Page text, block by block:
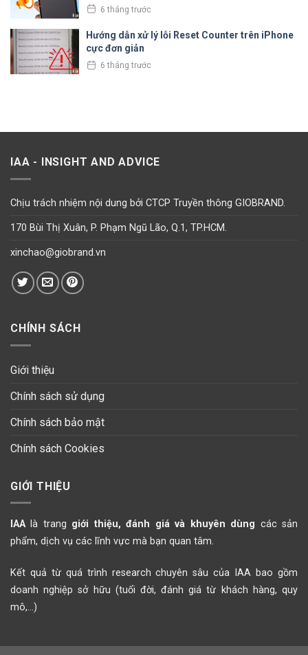
6 tháng trước
Hướng dẫn xử lý lỗi Reset Counter trên iPhone
cực đơn giản
6 tháng trước
IAA - INSIGHT AND ADVICE
Chịu trách nhiệm nội dung bởi CTCP Truyền thông GIOBRAND.
170 Bùi Thị Xuân, P. Phạm Ngũ Lão, Q.1, TP.HCM.
xinchao@giobrand.vn
CHÍNH SÁCH
Giới thiệu
Chính sách sử dụng
Chính sách bảo mật
Chính sách Cookies
GIỚI THIỆU
IAAlà trang giới thiệu, đánh giá và khuyên dùng các sản
phẩm, dịch vụ các lĩnh vực mà bạn quan tâm.
Kết quả từ quá trình research chuyên sâu của IAA bao gồm
doanh nghiệp sở hữu (tuổi đời, đánh giá từ khách hàng, quy
mô,...)